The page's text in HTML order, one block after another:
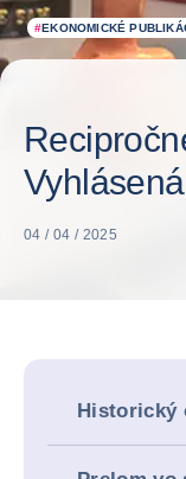
#EKONOMICKÉ
04 / 04 / 2025
Historický